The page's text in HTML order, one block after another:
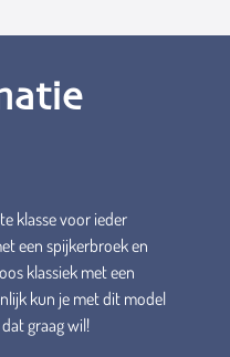
klasse voor ieder
een spijkerbroek en
klassiek met een
kun je met dit model
graag wil!